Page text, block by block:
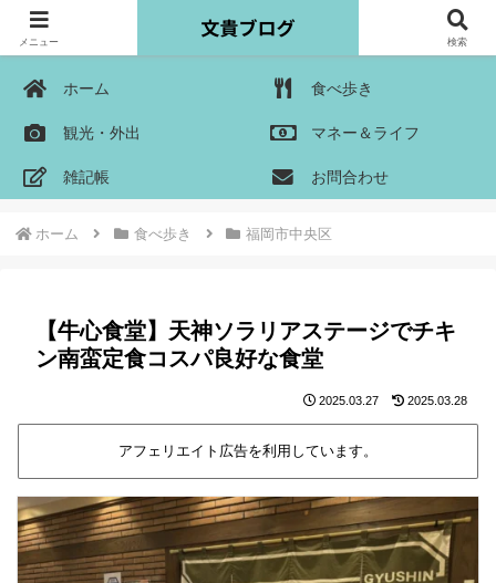
ホーム 食べ歩き
観光・外出 マネー＆ライフ
雑記帳 お問合わせ
ホーム 食べ歩き 福岡市中央区
【牛心食堂】天神ソラリアステージでチキ
ン南蛮定食コスパ良好な食堂
2025.03.27 2025.03.28
アフェリエイト広告を利用しています。
メニュー 検索